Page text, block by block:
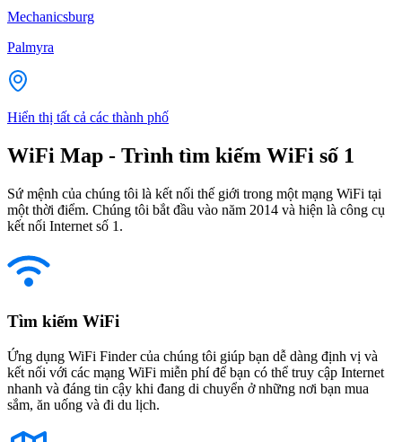
Mechanicsburg
Palmyra
Hiển thị tất cả các thành phố
WiFi Map - Trình tìm kiếm WiFi số 1
Sứ mệnh của chúng tôi là kết nối thế giới trong một mạng WiFi tại
một thời điểm. Chúng tôi bắt đầu vào năm 2014 và hiện là công cụ
kết nối Internet số 1.
Tìm kiếm WiFi
Ứng dụng WiFi Finder của chúng tôi giúp bạn dễ dàng định vị và
kết nối với các mạng WiFi miễn phí để bạn có thể truy cập Internet
nhanh và đáng tin cậy khi đang di chuyển ở những nơi bạn mua
sắm, ăn uống và đi du lịch.